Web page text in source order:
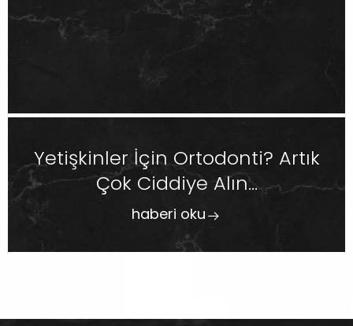
Yetişkinler İçin Ortodonti? Artık
Çok Ciddiye Alın...
haberi oku